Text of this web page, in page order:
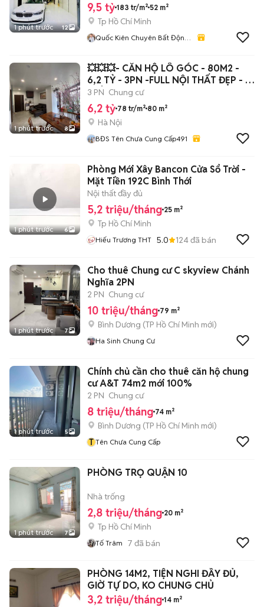
1 phút trước 12
9,5 tỷ 183 tr/m² 52 m²
Tp Hồ Chí Minh
Quốc Kiên Chuyên Bất Động
1 phút trước 8
💥💥💥- CĂN HỘ LÔ GÓC - 80M2 -
6,2 TỶ - 3PN -FULL NỘI THẤT ĐẸP - Ở
LUÔN.
3 PN Chung cư
6,2 tỷ 78 tr/m² 80 m²
Hà Nội
BĐS Tên Chưa Cung Cấp491
1 phút trước 6
Phòng Mới Xây Bancon Cửa Sổ Trời -
Mặt Tiền 192C Bình Thới
Nội thất đầy đủ
5,2 triệu/tháng 25 m²
Tp Hồ Chí Minh
Hiếu Trương THT 5.0 124đã bán
1 phút trước 7
Cho thuê Chung cư C skyview Chánh
Nghĩa 2PN
2 PN Chung cư
10 triệu/tháng 79 m²
Bình Dương (TP Hồ Chí Minh mới)
Ha Sinh Chung Cư
1 phút trước 5
Chính chủ cần cho thuê căn hộ chung
cư A&T 74m2 mới 100%
2 PN Chung cư
8 triệu/tháng 74 m²
Bình Dương (TP Hồ Chí Minh mới)
T Tên Chưa Cung Cấp
1 phút trước 7
PHÒNG TRỌ QUẬN 10
Nhà trống
2,8 triệu/tháng 20 m²
Tp Hồ Chí Minh
Tố Trâm 7 đã bán
PHÒNG 14M2, TIỆN NGHI ĐẦY ĐỦ,
GIỜ TỰ DO, KO CHUNG CHỦ
3,2 triệu/tháng 14 m²